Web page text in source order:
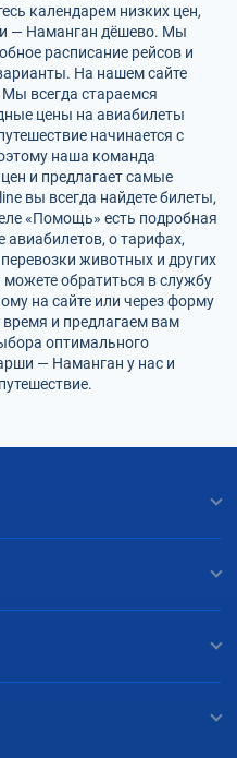
календарем низких цен,
— Наманган дёшево. Мы
расписание рейсов и
На нашем сайте
всегда стараемся
цены на авиабилеты
начинается с
наша команда
и предлагает самые
вы всегда найдете билеты,
«Помощь» есть подробная
авиабилетов, о тарифах,
животных и других
обратиться в службу
на сайте или через форму
и предлагаем вам
оптимального
— Наманган у нас и